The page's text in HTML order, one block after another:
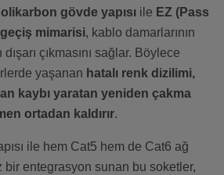
gövde yapısı ile EZ (Pass
mimarisi, kablo damarlarının
çıkmasını sağlar. Böylece
yaşanan hatalı renk dizilimi,
kaybı yaratan yeniden çakma
ortadan kaldırır.
ile hem Cat5 hem de Cat6 ağ
bir entegrasyon sunan bu soketler,